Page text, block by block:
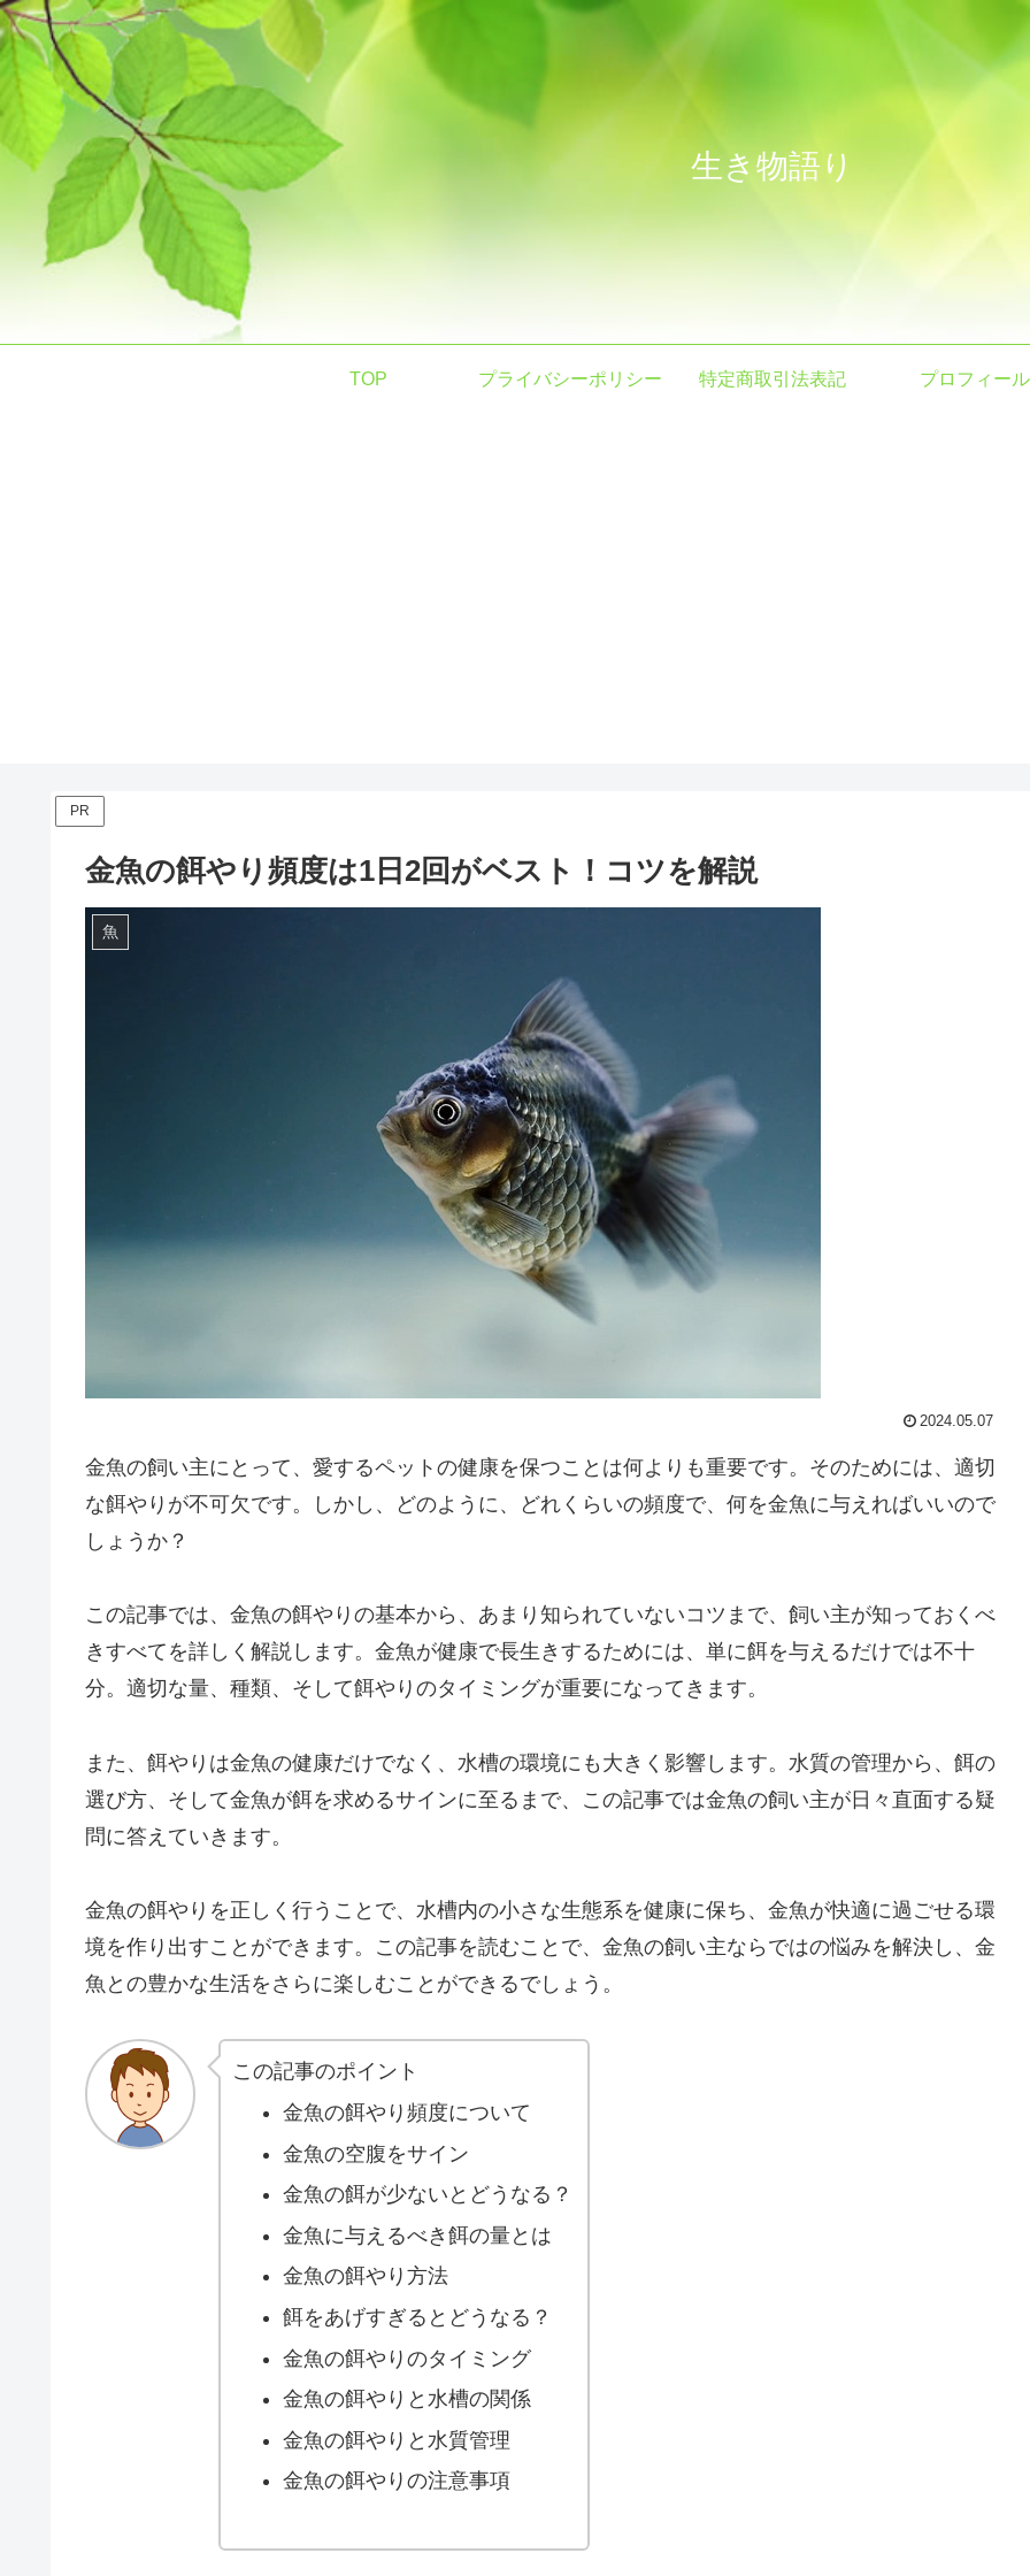
生き物語り
TOP プライバシーポリシー 特定商取引法表記 プロフィール
PR
金魚の餌やり頻度は1日2回がベスト！コツを解説
魚
2024.05.07
金魚の飼い主にとって、愛するペットの健康を保つことは何よりも重要です。そのためには、適切
な餌やりが不可欠です。しかし、どのように、どれくらいの頻度で、何を金魚に与えればいいので
しょうか？
この記事では、金魚の餌やりの基本から、あまり知られていないコツまで、飼い主が知っておくべ
きすべてを詳しく解説します。金魚が健康で長生きするためには、単に餌を与えるだけでは不十
分。適切な量、種類、そして餌やりのタイミングが重要になってきます。
また、餌やりは金魚の健康だけでなく、水槽の環境にも大きく影響します。水質の管理から、餌の
選び方、そして金魚が餌を求めるサインに至るまで、この記事では金魚の飼い主が日々直面する疑
問に答えていきます。
金魚の餌やりを正しく行うことで、水槽内の小さな生態系を健康に保ち、金魚が快適に過ごせる環
境を作り出すことができます。この記事を読むことで、金魚の飼い主ならではの悩みを解決し、金
魚との豊かな生活をさらに楽しむことができるでしょう。
この記事のポイント
金魚の餌やり頻度について
金魚の空腹をサイン
金魚の餌が少ないとどうなる？
金魚に与えるべき餌の量とは
金魚の餌やり方法
餌をあげすぎるとどうなる？
金魚の餌やりのタイミング
金魚の餌やりと水槽の関係
金魚の餌やりと水質管理
金魚の餌やりの注意事項